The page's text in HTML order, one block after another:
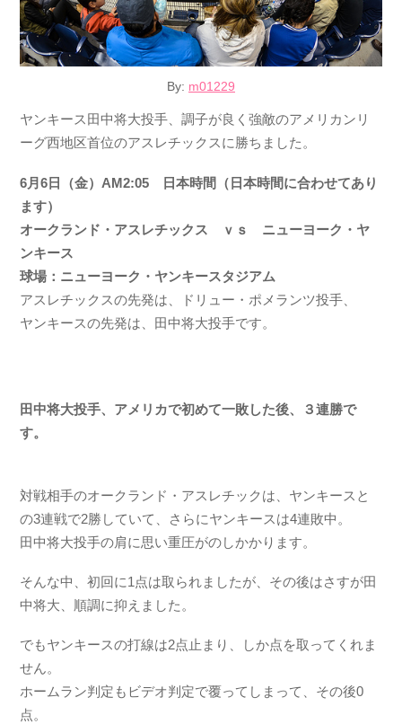
By: m01229
ヤンキース田中将大投手、調子が良く強敵のアメリカンリ
ーグ西地区首位のアスレチックスに勝ちました。
6月6日（金）AM2:05 日本時間（日本時間に合わせてあり
ます）
オークランド・アスレチックス ｖｓ ニューヨーク・ヤ
ンキース
球場：ニューヨーク・ヤンキースタジアム
アスレチックスの先発は、ドリュー・ポメランツ投手、
ヤンキースの先発は、田中将大投手です。
田中将大投手、アメリカで初めて一敗した後、３連勝で
す。
対戦相手のオークランド・アスレチックは、ヤンキースと
の3連戦で2勝していて、さらにヤンキースは4連敗中。
田中将大投手の肩に思い重圧がのしかかります。
そんな中、初回に1点は取られましたが、その後はさすが田
中将大、順調に抑えました。
でもヤンキースの打線は2点止まり、しか点を取ってくれま
せん。
ホームラン判定もビデオ判定で覆ってしまって、その後0
点。